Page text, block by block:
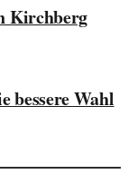
Kirchberg
bessere Wahl